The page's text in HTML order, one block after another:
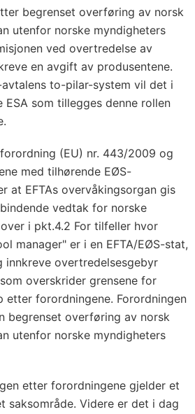
begrenset overføring av norsk
utenfor norske myndigheters
ved overtredelse av
en avgift av produsentene.
to-pilar-system vil det i
som tillegges denne rollen
(EU) nr. 443/2009 og
med tilhørende EØS-
at EFTAs overvåkingsorgan gis
vedtak for norske
i pkt.4.2 For tilfeller hvor
manager" er i en EFTA/EØS-stat,
innkreve overtredelsesgebyr
overskrider grensene for
etter forordningene. Forordningen
begrenset overføring av norsk
utenfor norske myndigheters
etter forordningene gjelder et
saksområde. Videre er det i dag